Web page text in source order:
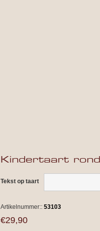
Kindertaart
Tekst op taart
Artikelnummer:: 53103
€29,90